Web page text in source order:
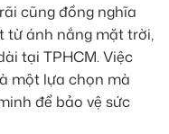
cũng đồng nghĩa
từ ánh nắng mặt trời,
tại TPHCM. Việc
một lựa chọn mà
để bảo vệ sức